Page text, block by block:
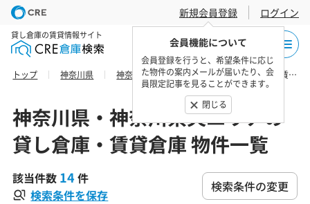
新規会員登録
会員機能について
会員登録を行うと、希望条件に応じ
た物件の案内メールが届いたり、会
員限定記事を見ることができます。
閉じる
ログイン
貸し倉庫の賃貸情報サイト
トップ 神奈川県 神奈川県央エリア 厚木市の貸し倉庫・賃貸倉庫 物件一覧
神奈川県・神奈川県央エリアの
貸し倉庫・賃貸倉庫 物件一覧
該当件数 14件
検索条件を保存
検索条件の変更